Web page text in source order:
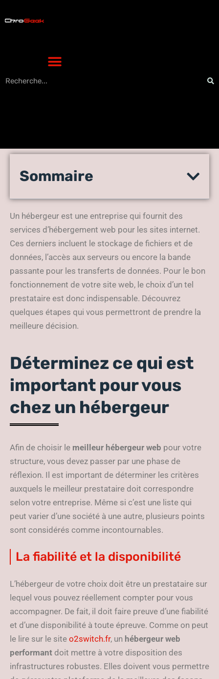
Choisissez un hébergeur
quelques étapes
Sommaire
Un hébergeur est une entreprise qui fournit des
services d’hébergement web pour les sites internet.
Ces derniers incluent le stockage de fichiers et de
données, l’accès aux serveurs ou encore la bande
passante pour les transferts de données. Pour le bon
fonctionnement de votre site web, le choix d’un tel
prestataire est donc indispensable. Découvrez
quelques étapes qui vous permettront de prendre la
meilleure décision.
Déterminez ce qui est
important pour vous
chez un hébergeur
Afin de choisir le meilleur hébergeur web pour votre
structure, vous devez passer par une phase de
réflexion. Il est important de déterminer les critères
auxquels le meilleur prestataire doit correspondre
selon votre entreprise. Même si c’est une liste qui
peut varier d’une société à une autre, plusieurs points
sont considérés comme incontournables.
La fiabilité et la disponibilité
L’hébergeur de votre choix doit être un prestataire sur
lequel vous pouvez réellement compter pour vous
accompagner. De fait, il doit faire preuve d’une fiabilité
et d’une disponibilité à toute épreuve. Comme on peut
le lire sur le site o2switch.fr, un hébergeur web
performant doit mettre à votre disposition des
infrastructures robustes. Elles doivent vous permettre